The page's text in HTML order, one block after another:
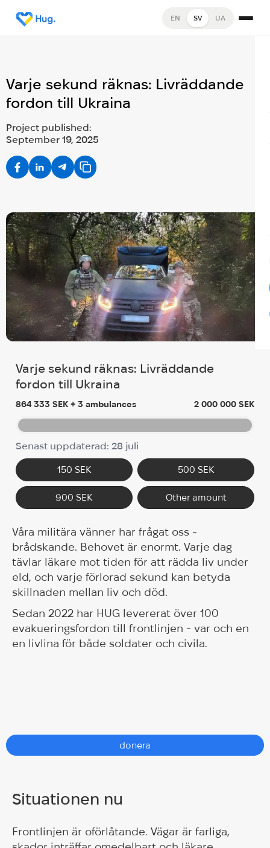
EN SV UA
Varje sekund räknas: Livräddande
fordon till Ukraina
Project published:
September 19, 2025
Varje sekund räknas: Livräddande
fordon till Ukraina
864 333 SEK + 3 ambulances 2 000 000 SEK
Senast uppdaterad: 28 juli
150 SEK 500 SEK
900 SEK Other amount
Våra militära vänner har frågat oss -
brådskande. Behovet är enormt. Varje dag
tävlar läkare mot tiden för att rädda liv under
eld, och varje förlorad sekund kan betyda
skillnaden mellan liv och död.
Sedan 2022 har HUG levererat över 100
evakueringsfordon till frontlinjen - var och en
en livlina för både soldater och civila.
donera
Situationen nu
Frontlinjen är oförlåtande. Vägar är farliga,